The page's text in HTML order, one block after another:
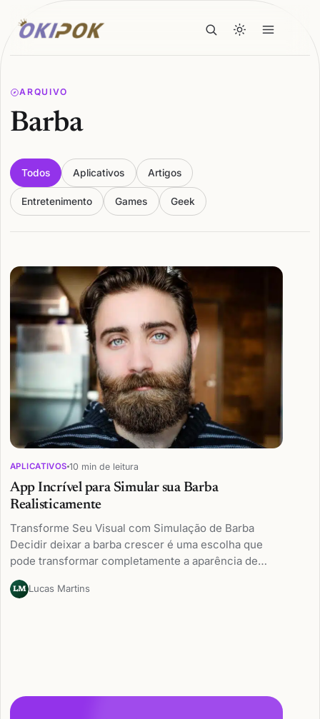
ARQUIVO
Barba
Todos Aplicativos Artigos
Entretenimento Games Geek
Articles
APLICATIVOS 10 min de leitura
App Incrível para Simular sua Barba
Realisticamente
Transforme Seu Visual com Simulação de Barba
Decidir deixar a barba crescer é uma escolha que
pode transformar completamente a aparência de…
LM Lucas Martins